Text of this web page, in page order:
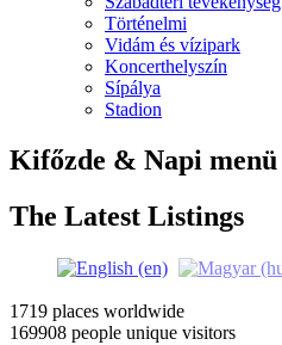
Történelmi
Vidám és vízipark
Koncerthelyszín
Sípálya
Stadion
Kifőzde & Napi menü
The Latest Listings
1719 places worldwide
169908 people unique visitors